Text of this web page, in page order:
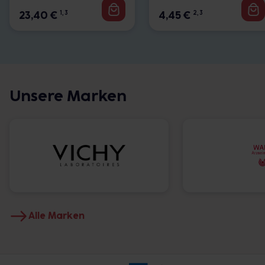
23,40 € 1, 3 4,45€ 2, 3
Unsere Marken
Alle Marken